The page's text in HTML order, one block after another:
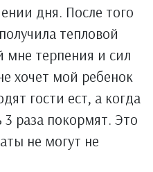
дня. После того
тепловой
мне терпения и сил
хочет мой ребенок
гости ест, а когда
раза покормят. Это
не могут не